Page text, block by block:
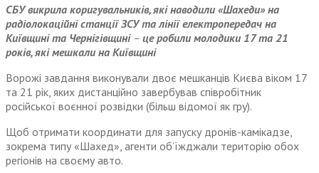
СБУ викрила коригувальників, які наводили «Шахеди» на
радіолокаційні станції ЗСУ та лінії електропередач на
Київщині та Чернігівщині– це робили молодики 17 та 21
років, які мешкали на Київщині
Ворожі завдання виконували двоє мешканців Києва віком 17
та 21 рік, яких дистанційно завербував співробітник
російської воєнної розвідки (більш відомої як гру).
Щоб отримати координати для запуску дронів-камікадзе,
зокрема типу «Шахед», агенти об’їжджали територію обох
регіонів на своєму авто.